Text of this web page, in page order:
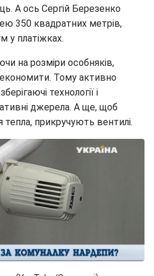
А ось Сергій Березенко
350 квадратних метрів,
у платіжках.
на розміри особняків,
Тому активно
технології і
джерела. А ще, щоб
прикручують вентилі.